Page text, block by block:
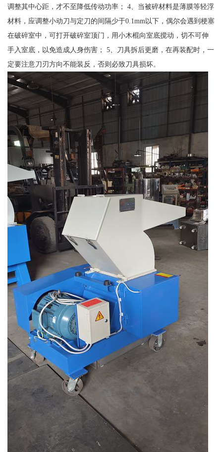
调整其中心距，才不至降低传动功率； 4、当被碎材料是薄膜等轻浮
材料，应调整小动刀与定刀的间隔少于0.1mm以下，偶尔会遇到梗塞
在破碎室中，可打开破碎室顶门，用小木棍向室底搅动，切不可伸
手入室底，以免造成人身伤害； 5、刀具拆后更磨，在再装配时，一
定要注意刀刃方向不能装反，否则必致刀具损坏。